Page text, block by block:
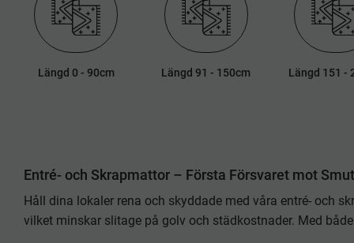
Längd 0 - 90cm Längd 91 - 150cm Längd 151 -
Entré- och Skrapmattor – Första Försvaret mot
Håll dina lokaler rena och skyddade med våra entré- och
vilket minskar slitage på golv och städkostnader. Med